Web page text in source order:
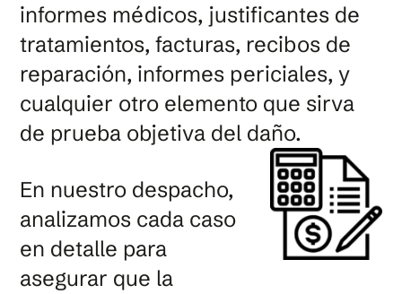
informes médicos, justificantes de
tratamientos, facturas, recibos de
reparación, informes periciales, y
cualquier otro elemento que sirva
de prueba objetiva del daño.
En nuestro despacho,
analizamos cada caso
en detalle para
asegurar que la